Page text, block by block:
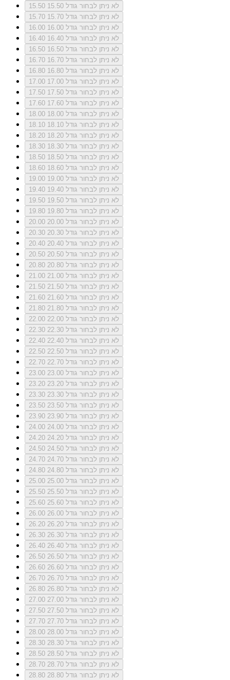
15.50
לא ניתן לבחור גודל 15.50
15.70
לא ניתן לבחור גודל 15.70
16.00
לא ניתן לבחור גודל 16.00
16.40
לא ניתן לבחור גודל 16.40
16.50
לא ניתן לבחור גודל 16.50
16.70
לא ניתן לבחור גודל 16.70
16.80
לא ניתן לבחור גודל 16.80
17.00
לא ניתן לבחור גודל 17.00
17.50
לא ניתן לבחור גודל 17.50
17.60
לא ניתן לבחור גודל 17.60
18.00
לא ניתן לבחור גודל 18.00
18.10
לא ניתן לבחור גודל 18.10
18.20
לא ניתן לבחור גודל 18.20
18.30
לא ניתן לבחור גודל 18.30
18.50
לא ניתן לבחור גודל 18.50
18.60
לא ניתן לבחור גודל 18.60
19.00
לא ניתן לבחור גודל 19.00
19.40
לא ניתן לבחור גודל 19.40
19.50
לא ניתן לבחור גודל 19.50
19.80
לא ניתן לבחור גודל 19.80
20.00
לא ניתן לבחור גודל 20.00
20.30
לא ניתן לבחור גודל 20.30
20.40
לא ניתן לבחור גודל 20.40
20.50
לא ניתן לבחור גודל 20.50
20.80
לא ניתן לבחור גודל 20.80
21.00
לא ניתן לבחור גודל 21.00
21.50
לא ניתן לבחור גודל 21.50
21.60
לא ניתן לבחור גודל 21.60
21.80
לא ניתן לבחור גודל 21.80
22.00
לא ניתן לבחור גודל 22.00
22.30
לא ניתן לבחור גודל 22.30
22.40
לא ניתן לבחור גודל 22.40
22.50
לא ניתן לבחור גודל 22.50
22.70
לא ניתן לבחור גודל 22.70
23.00
לא ניתן לבחור גודל 23.00
23.20
לא ניתן לבחור גודל 23.20
23.30
לא ניתן לבחור גודל 23.30
23.50
לא ניתן לבחור גודל 23.50
23.90
לא ניתן לבחור גודל 23.90
24.00
לא ניתן לבחור גודל 24.00
24.20
לא ניתן לבחור גודל 24.20
24.50
לא ניתן לבחור גודל 24.50
24.70
לא ניתן לבחור גודל 24.70
24.80
לא ניתן לבחור גודל 24.80
25.00
לא ניתן לבחור גודל 25.00
25.50
לא ניתן לבחור גודל 25.50
25.60
לא ניתן לבחור גודל 25.60
26.00
לא ניתן לבחור גודל 26.00
26.20
לא ניתן לבחור גודל 26.20
26.30
לא ניתן לבחור גודל 26.30
26.40
לא ניתן לבחור גודל 26.40
26.50
לא ניתן לבחור גודל 26.50
26.60
לא ניתן לבחור גודל 26.60
26.70
לא ניתן לבחור גודל 26.70
26.80
לא ניתן לבחור גודל 26.80
27.00
לא ניתן לבחור גודל 27.00
27.50
לא ניתן לבחור גודל 27.50
27.70
לא ניתן לבחור גודל 27.70
28.00
לא ניתן לבחור גודל 28.00
28.30
לא ניתן לבחור גודל 28.30
28.50
לא ניתן לבחור גודל 28.50
28.70
לא ניתן לבחור גודל 28.70
28.80
לא ניתן לבחור גודל 28.80